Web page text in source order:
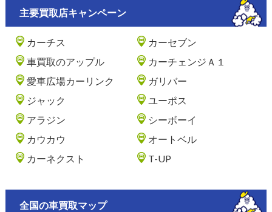
主要買取店キャンペーン
カーチス
カーセブン
車買取のアップル
カーチェンジＡ１
愛車広場カーリンク
ガリバー
ジャック
ユーポス
アラジン
シーボーイ
カウカウ
オートベル
カーネクスト
T-UP
全国の車買取マップ